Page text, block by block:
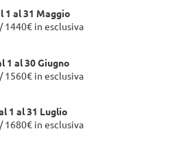
1 al 31 Maggio
1440€ in esclusiva
1 al 30 Giugno
1560€ in esclusiva
1 al 31 Luglio
1680€ in esclusiva